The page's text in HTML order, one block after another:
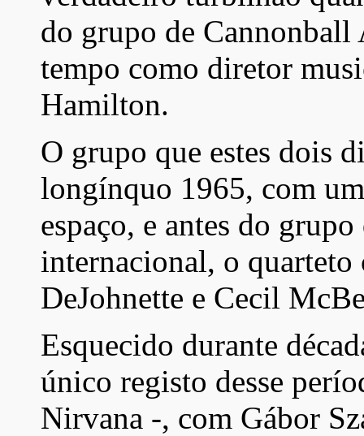
do grupo de
tempo como diretor
Hamilton.
O grupo que estes dois
longínquo 1965, com
espaço, e antes do
internacional, o
DeJohnette e Cecil
Esquecido durante
único registo desse
Nirvana -, com Gábor